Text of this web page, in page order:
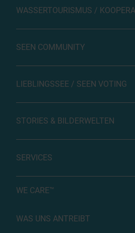
WASSERTOURISMUS /
SEEN COMMUNITY
LIEBLINGSSEE / SEEN VOTING
STORIES & BILDERWELTEN
SERVICES
WE CARE™
WAS UNS ANTREIBT